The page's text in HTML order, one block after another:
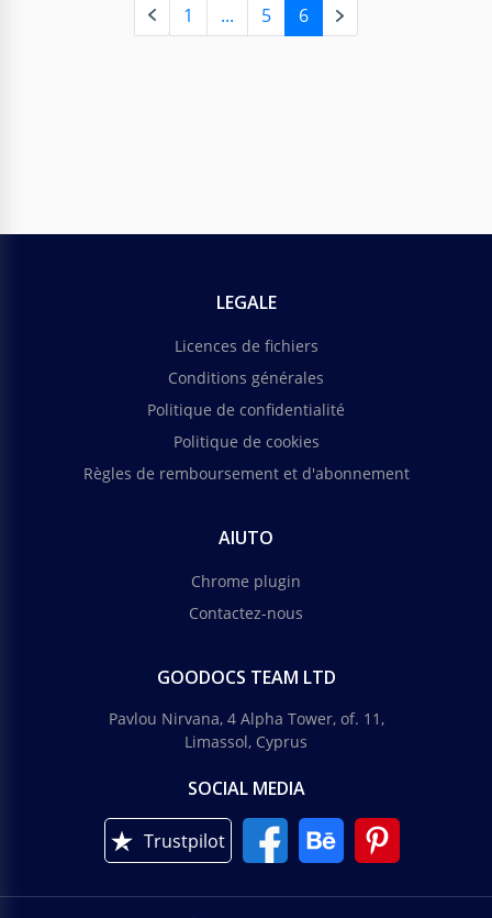
Planificateur hebdomadaire bleu
Menu hebdomadaire du dîner
1 ... 5 6
LEGALE
Licences de fichiers
Conditions générales
Politique de confidentialité
Politique de cookies
Règles de remboursement et d'abonnement
AIUTO
Chrome plugin
Contactez-nous
GOODOCS TEAM LTD
Pavlou Nirvana, 4 Alpha Tower, of. 11,
Limassol, Cyprus
SOCIAL MEDIA
Trustpilot